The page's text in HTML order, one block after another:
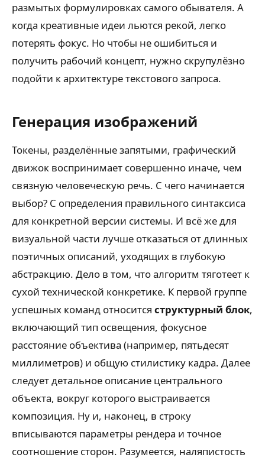
размытых формулировках самого обывателя. А
когда креативные идеи льются рекой, легко
потерять фокус. Но чтобы не ошибиться и
получить рабочий концепт, нужно скрупулёзно
подойти к архитектуре текстового запроса.
Генерация изображений
Токены, разделённые запятыми, графический
движок воспринимает совершенно иначе, чем
связную человеческую речь. С чего начинается
выбор? С определения правильного синтаксиса
для конкретной версии системы. И всё же для
визуальной части лучше отказаться от длинных
поэтичных описаний, уходящих в глубокую
абстракцию. Дело в том, что алгоритм тяготеет к
сухой технической конкретике. К первой группе
успешных команд относится структурный блок,
включающий тип освещения, фокусное
расстояние объектива (например, пятьдесят
миллиметров) и общую стилистику кадра. Далее
следует детальное описание центрального
объекта, вокруг которого выстраивается
композиция. Ну и, наконец, в строку
вписываются параметры рендера и точное
соотношение сторон. Разумеется, наляпистость